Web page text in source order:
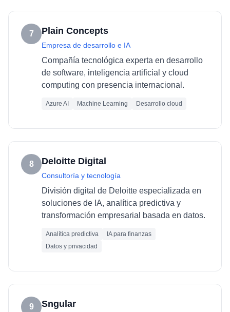
7 Plain Concepts
Empresa de desarrollo e IA
Compañía tecnológica experta en desarrollo
de software, inteligencia artificial y cloud
computing con presencia internacional.
Azure AI Machine Learning Desarrollo cloud
8 Deloitte Digital
Consultoría y tecnología
División digital de Deloitte especializada en
soluciones de IA, analítica predictiva y
transformación empresarial basada en datos.
Analítica predictiva
IA para finanzas
Datos y privacidad
9 Sngular